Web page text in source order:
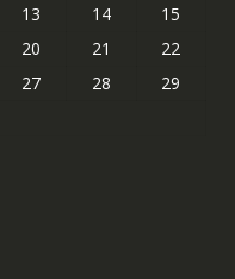
13 14
15
20 21
22
27 28
29